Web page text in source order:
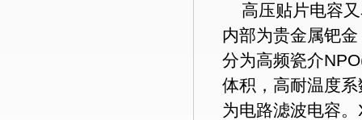
高压贴片电容
内部为贵金属钯
分为高频瓷介
体积，高耐温度
为电路滤波电容。